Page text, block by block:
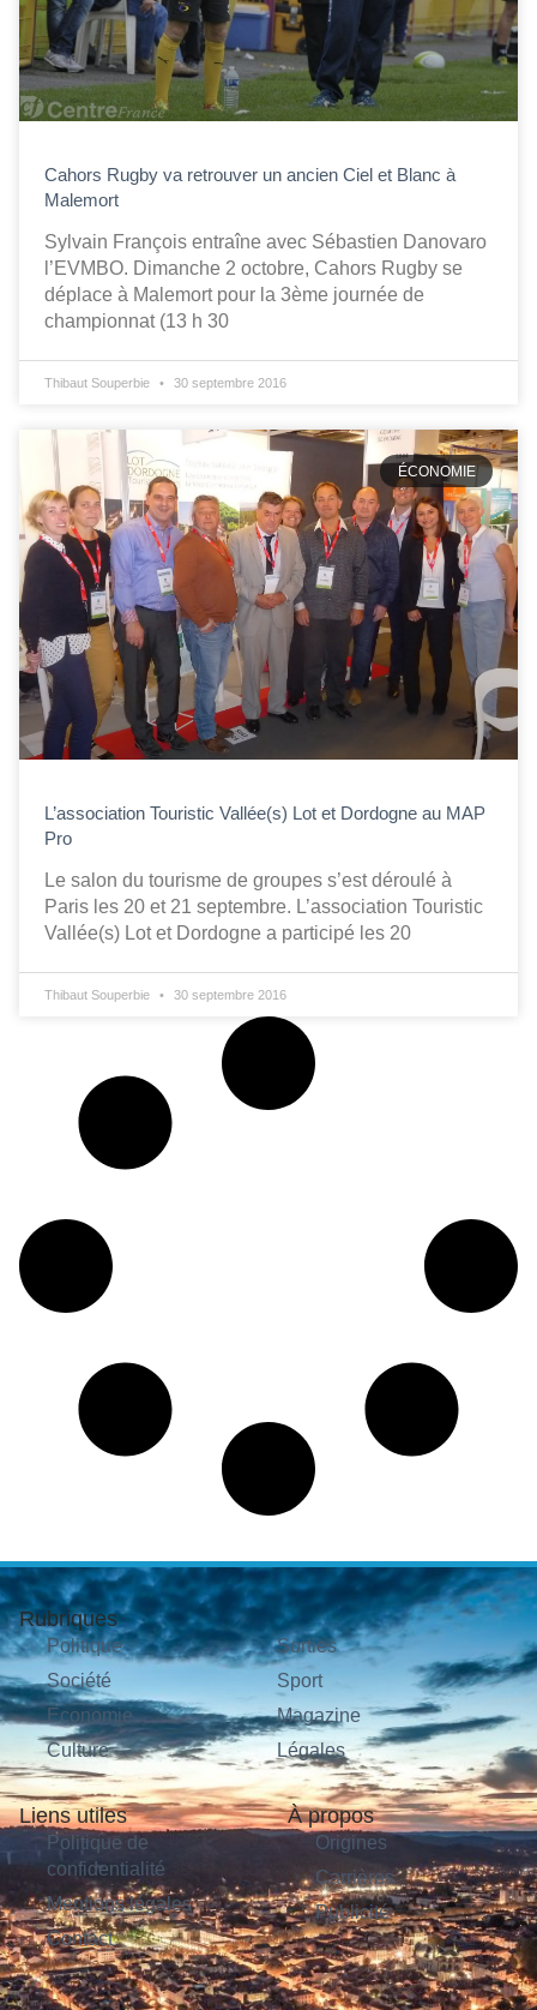
Cahors Rugby va retrouver un ancien Ciel et Blanc à
Malemort
Sylvain François entraîne avec Sébastien Danovaro
l’EVMBO. Dimanche 2 octobre, Cahors Rugby se
déplace à Malemort pour la 3ème journée de
championnat (13 h 30
Thibaut Souperbie 30 septembre 2016
ÉCONOMIE
L’association Touristic Vallée(s) Lot et Dordogne au MAP
Pro
Le salon du tourisme de groupes s’est déroulé à
Paris les 20 et 21 septembre. L’association Touristic
Vallée(s) Lot et Dordogne a participé les 20
Thibaut Souperbie 30 septembre 2016
Rubriques
Politique
Société
Économie
Culture
Sorties
Sport
Magazine
Légales
Liens utiles
Politique de
confidentialité
Mentions légales
Contact
À propos
Origines
Carrières
Publicité